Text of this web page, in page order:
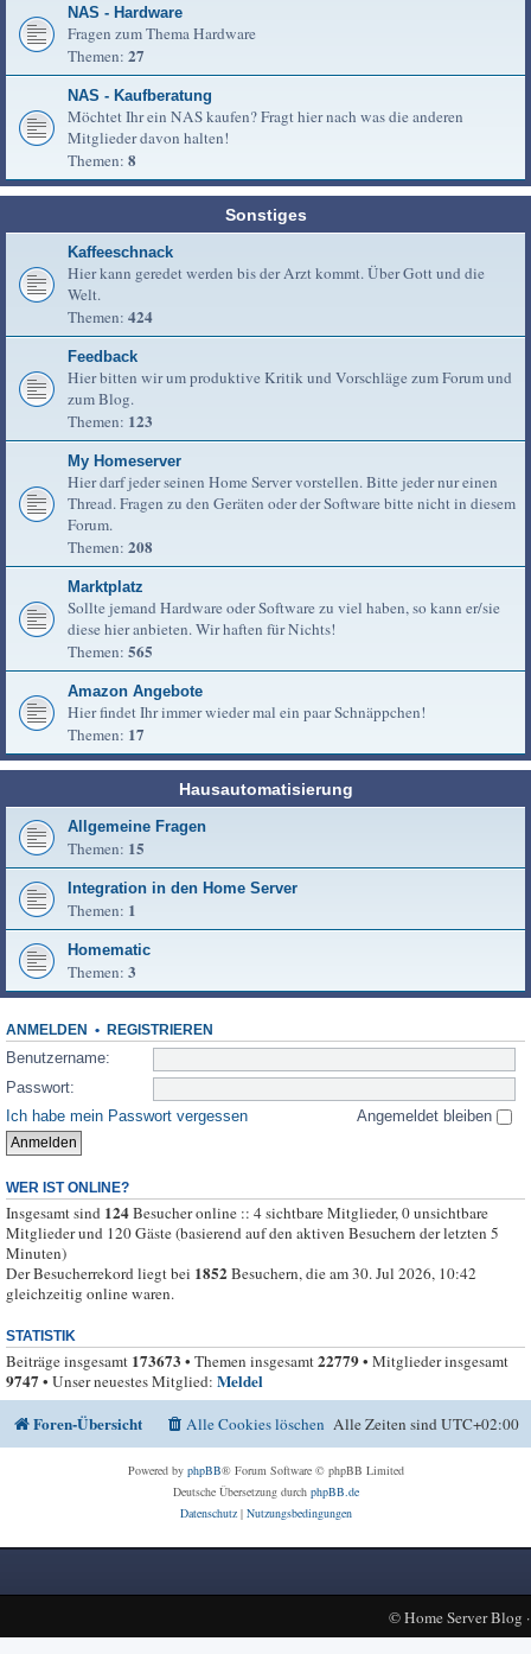
NAS - Hardware
Fragen zum Thema Hardware
Themen: 27
NAS - Kaufberatung
Möchtet Ihr ein NAS kaufen? Fragt hier nach was die anderen
Mitglieder davon halten!
Themen: 8
Sonstiges
Kaffeeschnack
Hier kann geredet werden bis der Arzt kommt. Über Gott und die
Welt.
Themen: 424
Feedback
Hier bitten wir um produktive Kritik und Vorschläge zum Forum und
zum Blog.
Themen: 123
My Homeserver
Hier darf jeder seinen Home Server vorstellen. Bitte jeder nur einen
Thread. Fragen zu den Geräten oder der Software bitte nicht in diesem
Forum.
Themen: 208
Marktplatz
Sollte jemand Hardware oder Software zu viel haben, so kann er/sie
diese hier anbieten. Wir haften für Nichts!
Themen: 565
Amazon Angebote
Hier findet Ihr immer wieder mal ein paar Schnäppchen!
Themen: 17
Hausautomatisierung
Allgemeine Fragen
Themen: 15
Integration in den Home Server
Themen: 1
Homematic
Themen: 3
ANMELDEN • REGISTRIEREN
Benutzername:
Passwort:
Ich habe mein Passwort vergessen
Angemeldet bleiben
WER IST ONLINE?
Insgesamt sind 124Besucher online :: 4 sichtbare Mitglieder, 0 unsichtbare
Mitglieder und 120 Gäste (basierend auf den aktiven Besuchern der letzten 5
Minuten)
Der Besucherrekord liegt bei 1852Besuchern, die am 30. Jul 2026, 10:42
gleichzeitig online waren.
STATISTIK
Beiträge insgesamt 173673 • Themen insgesamt22779• Mitglieder insgesamt
9747• Unser neuestes Mitglied: Meldel
Foren-Übersicht
Alle Zeiten sindUTC+02:00
Alle Cookies löschen
Powered by phpBB® Forum Software © phpBB Limited
Deutsche Übersetzung durch phpBB.de
Datenschutz| Nutzungsbedingungen
©Home Server Blog